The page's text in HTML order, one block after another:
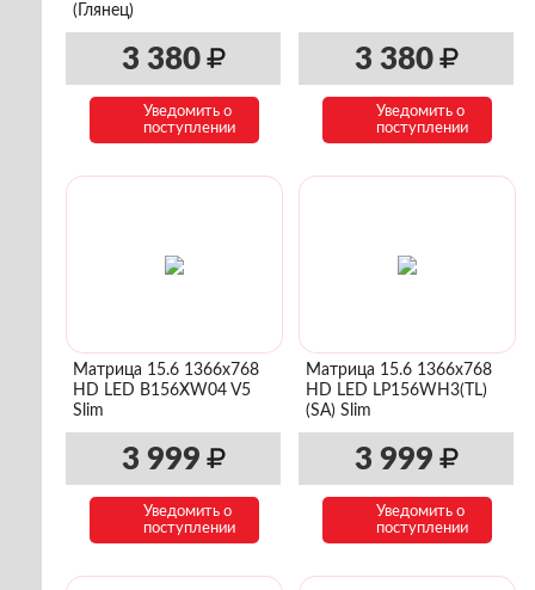
(Глянец)
3 380
Уведомить о
поступлении
3 380
Уведомить о
поступлении
Матрица 15.6 1366x768
HD LED B156XW04 V5
Slim
3 999
Уведомить о
поступлении
Матрица 15.6 1366x768
HD LED LP156WH3(TL)
(SA) Slim
3 999
Уведомить о
поступлении